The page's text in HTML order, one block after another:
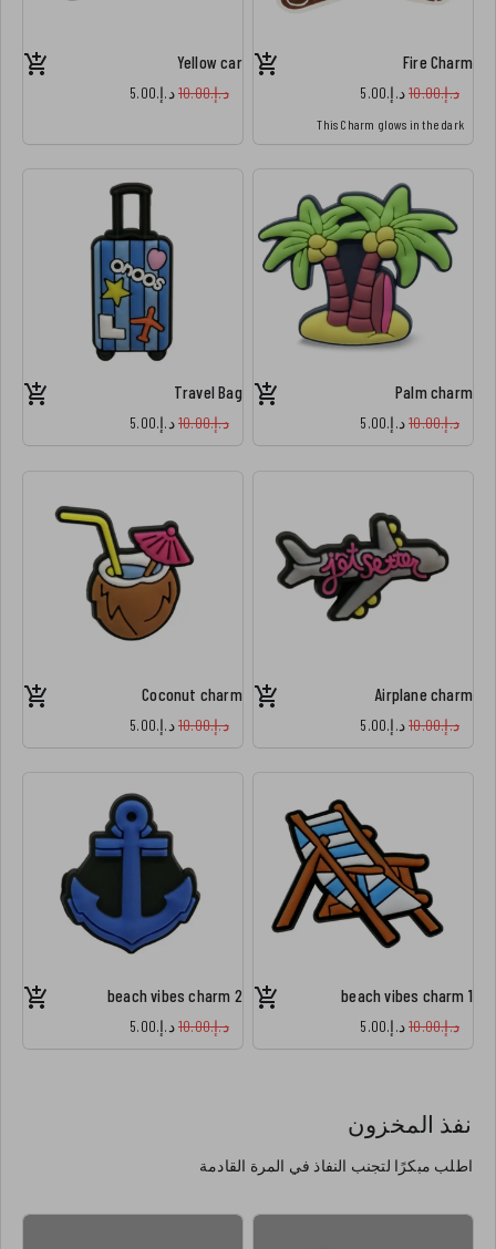
Fire Charm
د.إ.‏10.00 د.إ.‏5.00
This Charm glows in the dark
Yellow car
د.إ.‏10.00 د.إ.‏5.00
Palm charm
د.إ.‏10.00 د.إ.‏5.00
Travel Bag
د.إ.‏10.00 د.إ.‏5.00
Airplane charm
د.إ.‏10.00 د.إ.‏5.00
Coconut charm
د.إ.‏10.00 د.إ.‏5.00
beach vibes charm 1
د.إ.‏10.00 د.إ.‏5.00
beach vibes charm 2
د.إ.‏10.00 د.إ.‏5.00
نفذ المخزون
اطلب مبكرًا لتجنب النفاذ في المرة القادمة